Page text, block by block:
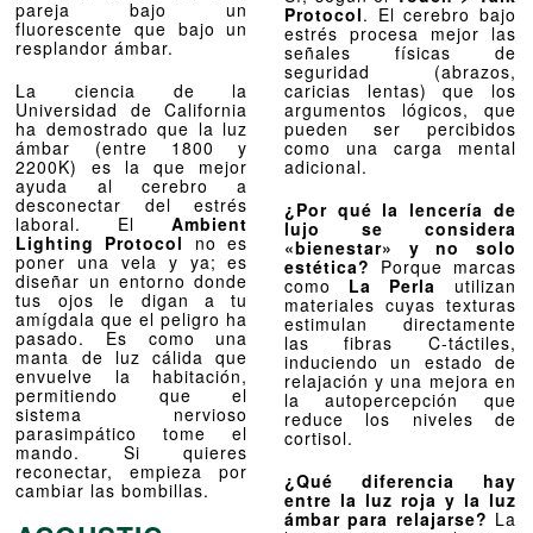
pareja bajo un
fluorescente que bajo un
resplandor ámbar.
La ciencia de la
Universidad de California
ha demostrado que la luz
ámbar (entre 1800 y
2200K) es la que mejor
ayuda al cerebro a
desconectar del estrés
laboral. ElAmbient
Lighting Protocol
no es
poner una vela y ya; es
diseñar un entorno donde
tus ojos le digan a tu
amígdala que el peligro ha
pasado. Es como una
manta de luz cálida que
envuelve la habitación,
permitiendo que el
sistema nervioso
parasimpático tome el
mando. Si quieres
reconectar, empieza por
cambiar las bombillas.
Protocol. El cerebro bajo
estrés procesa mejor las
señales físicas de
seguridad (abrazos,
caricias lentas) que los
argumentos lógicos, que
pueden ser percibidos
como una carga mental
adicional.
¿Por qué la lencería de
lujo se considera
«bienestar» y no solo
estética? Porque marcas
como La Perla utilizan
materiales cuyas texturas
estimulan directamente
las fibras C-táctiles,
induciendo un estado de
relajación y una mejora en
la autopercepción que
reduce los niveles de
cortisol.
¿Qué diferencia hay
entre la luz roja y la luz
ámbar para relajarse? La